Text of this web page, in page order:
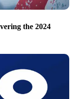
the 2024